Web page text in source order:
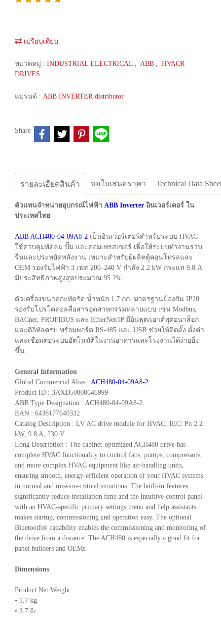
เปรียบเทียบ
หมวดหมู่ : INDUSTRIAL ELECTRICAL , ABB , HVACR
DRIVES
แบรนด์ : ABB INVERTER distributor
Share
รายละเอียดสินค้า ขอใบเสนอราคา Technical Data
ตัวแทนจำหน่ายอุปกรณ์ไฟฟ้า ABB Inverter อินเวอร์เตอร์ ใน
ประเทศไทย
ABB ACH480-04-09A8-2 เป็นอินเวอร์เตอร์สำหรับระบบ HVAC
ใช้ควบคุมพัดลม ปั๊ม และคอมเพรสเซอร์ เพื่อให้ระบบทำงานราบ
รื่นและประหยัดพลังงาน เหมาะสำหรับผู้ผลิตตู้คอนโทรลและ
OEM รองรับไฟฟ้า 3 เฟส 200–240 V กำลัง 2.2 kW กระแส 9.8 A
มีประสิทธิภาพสูงสุดประมาณ 95.2%
ตัวเครื่องขนาดกะทัดรัด น้ำหนัก 1.7 กก. มาตรฐานป้องกัน IP20
รองรับโปรโตคอลสื่อสารอุตสาหกรรมหลายแบบ เช่น Modbus,
BACnet, PROFIBUS และ EtherNet/IP มีอินพุต/เอาต์พุตอนาล็อก
และดิจิทัลครบ พร้อมพอร์ต RS-485 และ USB ช่วยให้ติดตั้ง ตั้งค่า
และเชื่อมต่อระบบอัตโนมัติในงานอาคารและโรงงานได้ง่ายยิ่ง
ขึ้น.
General Information
Global Commercial Alias : ACH480-04-09A8-2
Product ID : 3AXD50000646999
ABB Type Designation : ACH480-04-09A8-2
EAN : 6438177640332
Catalog Description : LV AC drive module for HVAC, IEC: Pn 2.2
kW, 9.8 A, 230 V
Long Description : The cabinet-optimized ACH480 drive has
complete HVAC functionality to control fans, pumps, compressors,
and more complex HVAC equipment like air-handling units,
ensuring smooth, energy-efficient operation of your HVAC systems
in normal and mission-critical situations. The built-in features
significantly reduce installation time and the intuitive control panel
with an HVAC-specific primary settings menu and help assistants
makes startup, commissioning and operation easy. The optional
Bluetooth® capability enables the commissioning and monitoring of
the drive from a distance. The ACH480 is especially a good fit for
panel builders and OEMs.
Dimensions
Product Net Weight:
• 1.7 kg
• 3.7 lb